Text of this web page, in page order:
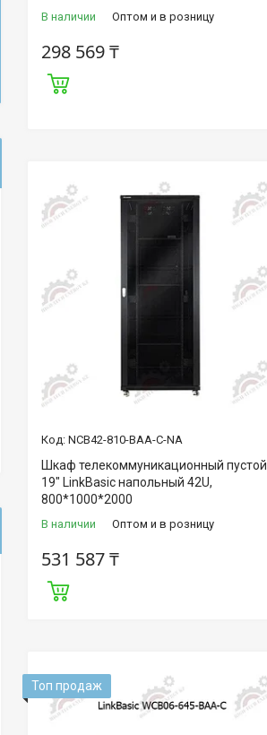
В наличии Оптом и в розницу
298 569 ₸
NCB42-810-BAA-C-NA
Шкаф телекоммуникационный пустой
19" LinkBasic напольный 42U,
800*1000*2000
В наличии Оптом и в розницу
531 587 ₸
Топ продаж